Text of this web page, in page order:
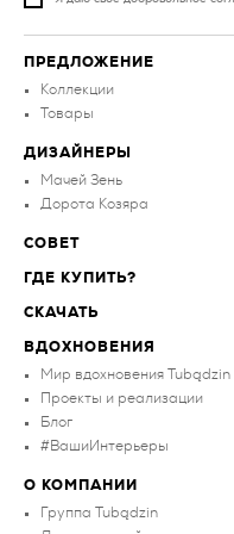
ПРЕДЛОЖЕНИЕ
Коллекции
Товары
ДИЗАЙНЕРЫ
Мачей Зень
Дорота Козяра
СОВЕТ
ГДЕ КУПИТЬ?
СКАЧАТЬ
ВДОХНОВЕНИЯ
Мир вдохновения Tubądzin
Проекты и реализации
Блог
#ВашиИнтерьеры
О КОМПАНИИ
Группа Tubądzin